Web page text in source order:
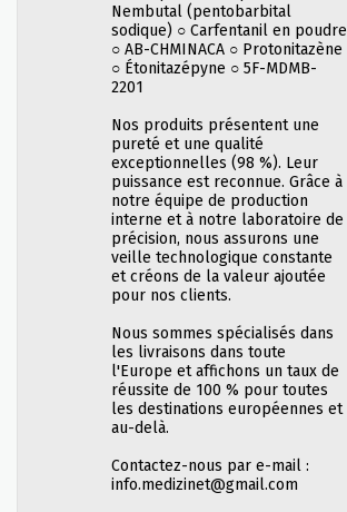
Nembutal (pentobarbital
sodique) ○ Carfentanil en poudre
○ AB-CHMINACA ○ Protonitazène
○ Étonitazépyne ○ 5F-MDMB-
2201
Nos produits présentent une
pureté et une qualité
exceptionnelles (98 %). Leur
puissance est reconnue. Grâce à
notre équipe de production
interne et à notre laboratoire de
précision, nous assurons une
veille technologique constante
et créons de la valeur ajoutée
pour nos clients.
Nous sommes spécialisés dans
les livraisons dans toute
l'Europe et affichons un taux de
réussite de 100 % pour toutes
les destinations européennes et
au-delà.
Contactez-nous par e-mail :
info.medizinet@gmail.com